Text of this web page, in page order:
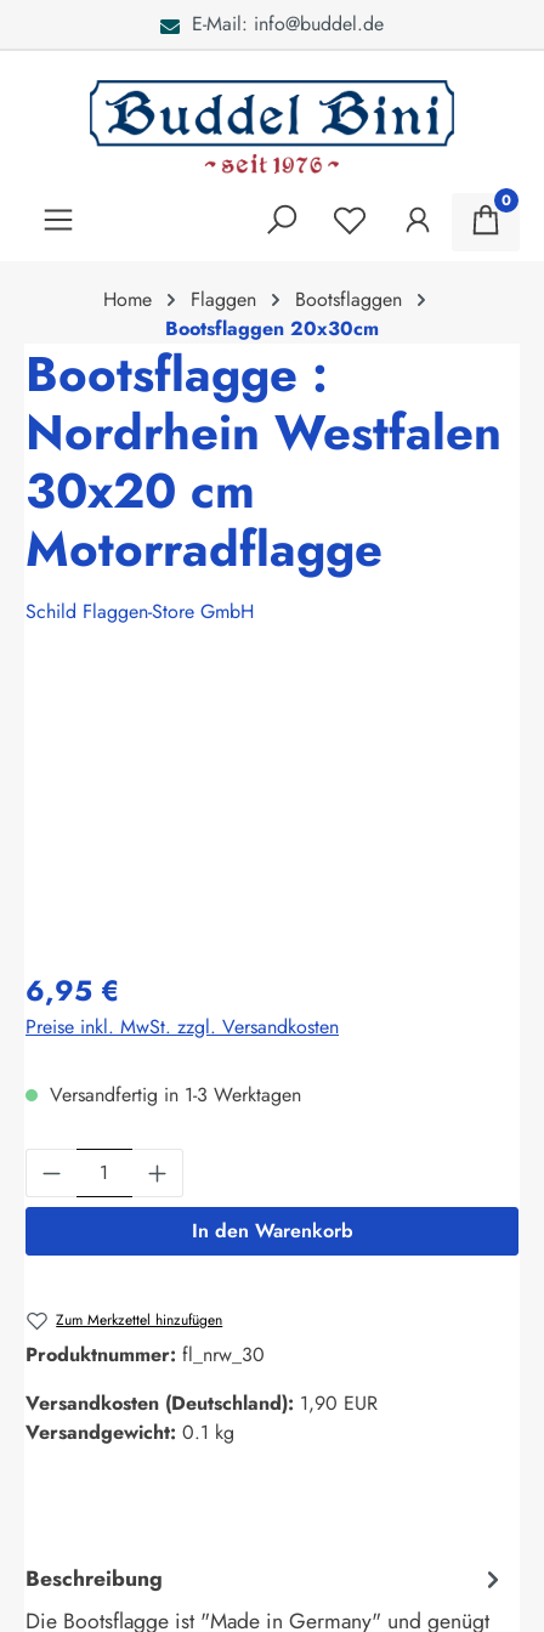
E-Mail: info@buddel.de
0
Home Flaggen
Bootsflaggen
Bootsflaggen 20x30cm
Bootsflagge :
Nordrhein Westfalen
30x20 cm
Motorradflagge
Schild Flaggen-Store GmbH
6,95 €
Preise inkl. MwSt. zzgl. Versandkosten
Versandfertig in 1-3 Werktagen
Produkt Anzahl: Gib den gewünschten
In den Warenkorb
Zum Merkzettel hinzufügen
Produktnummer: fl_nrw_30
Versandkosten (Deutschland): 1,90 EUR
Versandgewicht: 0.1 kg
Beschreibung
Die Bootsflagge ist "Made in Germany" und genügt